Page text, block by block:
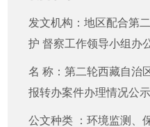
发文机构：地区配合第
护 督察工作领导小组办
名 称：第二轮西藏自治
报转办案件办理情况公示
公文种类 ：环境监测、